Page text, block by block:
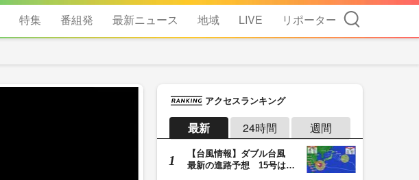
特集 番組発 最新ニュース 地域 LIVE リポーター 検索
アクセスランキング
最新 24時間 週間
【台風情報】ダブル台風
最新の進路予想 15号は北